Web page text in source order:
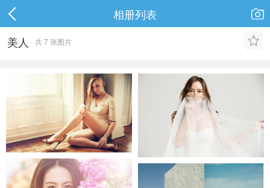
相册列表 
美人 共 7 张图片 